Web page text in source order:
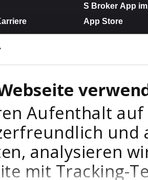
Aufenthalt
und
analysieren
mit Tracking-